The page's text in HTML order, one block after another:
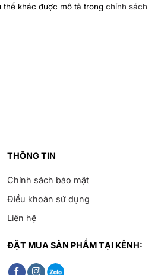
khác được mô tả trong chính sách
THÔNG TIN
Chính sách bảo mật
Điều khoản sử dụng
Liên hệ
ĐẶT MUA SẢN PHẨM TẠI KÊNH: